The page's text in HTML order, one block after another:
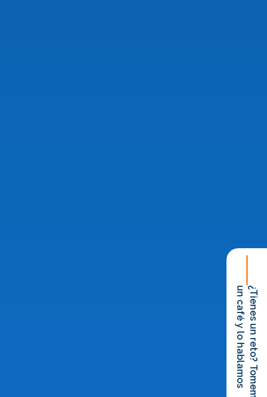
¿Tienes un reto? Tomemos
un café y lo hablamos